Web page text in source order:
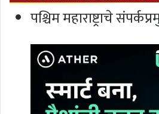
पश्चिम महाराष्ट्राचे